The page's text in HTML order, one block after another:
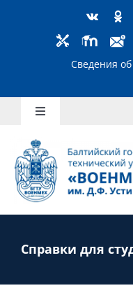
Toggle
Школьникам
Абитуриентам
Преподавателям
Справки для